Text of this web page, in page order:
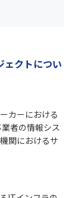
ェクトについ
カーにおける
者の情報シス
関におけるサ